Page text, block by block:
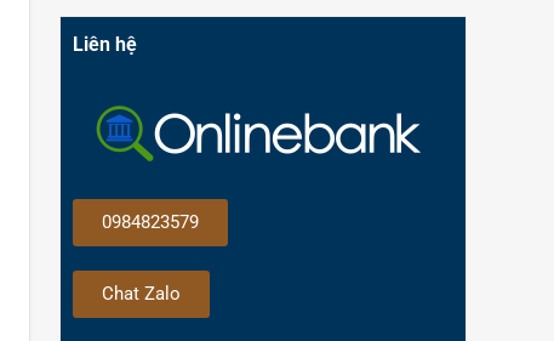
Liên hệ
0984823579
Chat Zalo